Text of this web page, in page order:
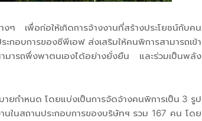
เพื่อก่อให้เกิดการจ้างงานที่สร้างประโยชน์กับคน
อบการของซีพีเอฟ ส่งเสริมให้คนพิการสามารถเข้า
ารถพึ่งพาตนเองได้อย่างยั่งยืน และร่วมเป็นพลัง
ยกำหนด โดยแบ่งเป็นการจัดจ้างคนพิการเป็น 3 รูป
ในสถานประกอบการของบริษัทฯ รวม 167 คน โดย